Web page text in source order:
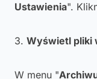
Ustawienia".
3. Wyświetl pliki
W menu "